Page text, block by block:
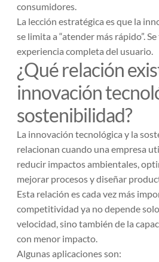
consumidores.
La lección estratégica es que la
se limita a “atender más rápido”.
experiencia completa del usuario.
¿Qué relación
innovación
sostenibilidad?
La innovación tecnológica y la
relacionan cuando una empresa
reducir impactos ambientales,
mejorar procesos y diseñar
Esta relación es cada vez más
competitividad ya no depende
velocidad, sino también de la
con menor impacto.
Algunas aplicaciones son: